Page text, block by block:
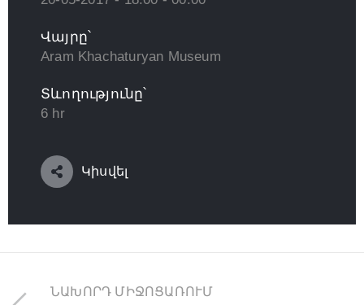
Վայրը՝
Aram Khachaturyan Museum
Տևողությունը՝
6 hr
Կիսվել
ՆԱԽՈՐԴ ՄԻՋՈՑԱՌՈՒՄ